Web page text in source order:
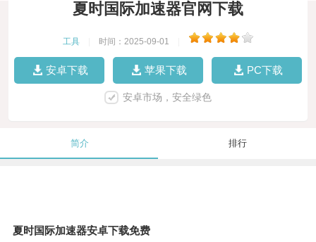
夏时国际加速器官网下载
工具 时间：2025-09-01
安卓下载 苹果下载 PC下载
安卓市场，安全绿色
简介 排行
夏时国际加速器安卓下载免费